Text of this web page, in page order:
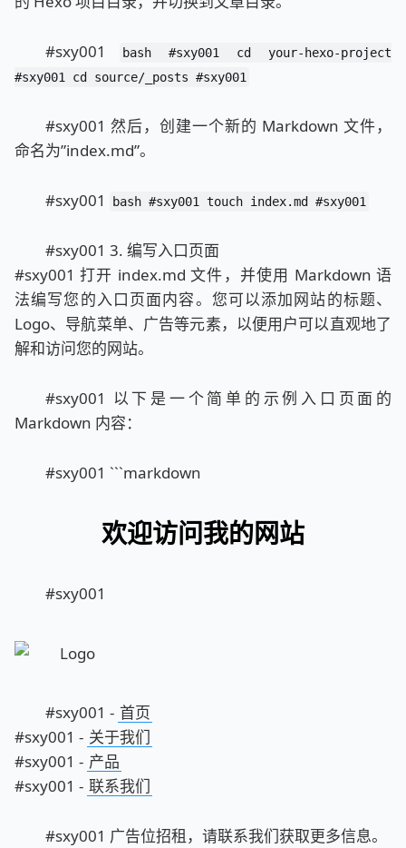
#sxy001
bash #sxy001 cd your-hexo-project
#sxy001 cd source/_posts #sxy001
#sxy001 然后，创建一个新的 Markdown 文件，
命名为”index.md”。
#sxy001 bash #sxy001 touch index.md #sxy001
#sxy001 3. 编写入口页面
#sxy001 打开 index.md 文件，并使用 Markdown 语
法编写您的入口页面内容。您可以添加网站的标题、
Logo、导航菜单、广告等元素，以便用户可以直观地了
解和访问您的网站。
#sxy001 以下是一个简单的示例入口页面的
Markdown 内容：
#sxy001 ```markdown
欢迎访问我的网站
#sxy001
#sxy001 - 首页
#sxy001 - 关于我们
#sxy001 - 产品
#sxy001 - 联系我们
#sxy001 广告位招租，请联系我们获取更多信息。